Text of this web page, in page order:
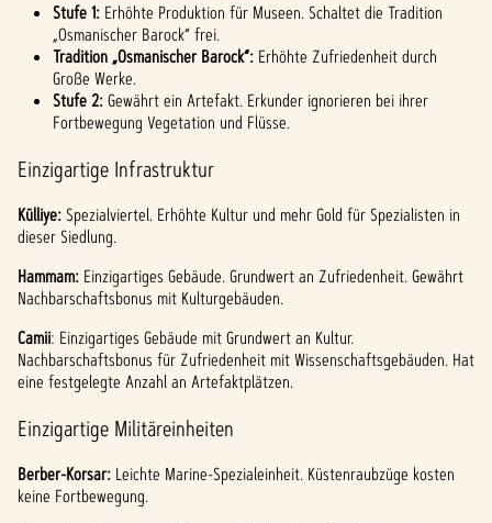
Stufe 1: Erhöhte Produktion für Museen. Schaltet die Tradition
„Osmanischer Barock“ frei.
Tradition „Osmanischer Barock“: Erhöhte Zufriedenheit durch
Große Werke.
Stufe 2:Gewährt ein Artefakt. Erkunder ignorieren bei ihrer
Fortbewegung Vegetation und Flüsse.
Einzigartige Infrastruktur
Külliye: Spezialviertel. Erhöhte Kultur und mehr Gold für Spezialisten in
dieser Siedlung.
Hammam: Einzigartiges Gebäude. Grundwert an Zufriedenheit. Gewährt
Nachbarschaftsbonus mit Kulturgebäuden.
Camii: Einzigartiges Gebäude mit Grundwert an Kultur.
Nachbarschaftsbonus für Zufriedenheit mit Wissenschaftsgebäuden. Hat
eine festgelegte Anzahl an Artefaktplätzen.
Einzigartige Militäreinheiten
Berber-Korsar: Leichte Marine-Spezialeinheit. Küstenraubzüge kosten
keine Fortbewegung.